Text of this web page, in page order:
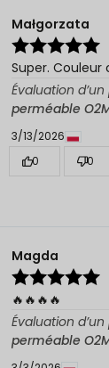
Małgorzata
Super. Couleur
Évaluation
perméable
3/13/2026
0
0
Magda
🔥🔥🔥🔥
Évaluation
perméable